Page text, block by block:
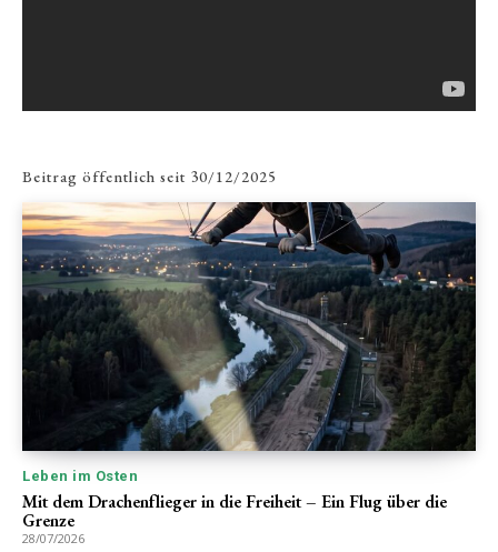
Beitrag öffentlich seit 30/12/2025
Leben im Osten
Mit dem Drachenflieger in die Freiheit – Ein Flug über die
Grenze
28/07/2026